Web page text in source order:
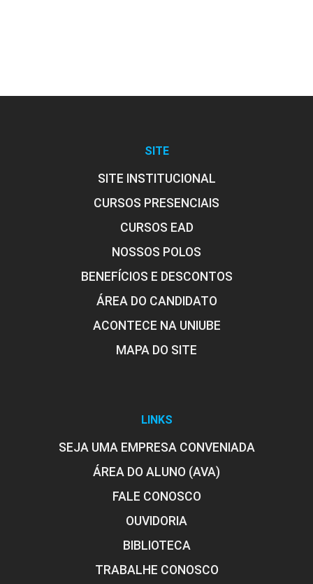
SITE
SITE INSTITUCIONAL
CURSOS PRESENCIAIS
CURSOS EAD
NOSSOS POLOS
BENEFÍCIOS E DESCONTOS
ÁREA DO CANDIDATO
ACONTECE NA UNIUBE
MAPA DO SITE
LINKS
SEJA UMA EMPRESA CONVENIADA
ÁREA DO ALUNO (AVA)
FALE CONOSCO
OUVIDORIA
BIBLIOTECA
TRABALHE CONOSCO